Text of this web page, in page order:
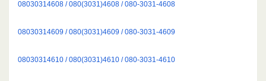
08030314608 / 080(3031)4608 / 080-3031-4608
08030314609 / 080(3031)4609 / 080-3031-4609
08030314610 / 080(3031)4610 / 080-3031-4610